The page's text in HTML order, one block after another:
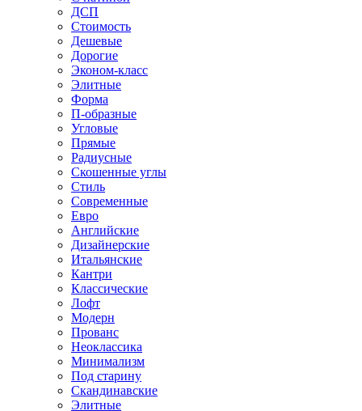
ДСП
Стоимость
Дешевые
Дорогие
Эконом-класс
Элитные
Форма
П-образные
Угловые
Прямые
Радиусные
Скошенные углы
Стиль
Современные
Евро
Английские
Дизайнерские
Итальянские
Кантри
Классические
Лофт
Модерн
Прованс
Неоклассика
Минимализм
Под старину
Скандинавские
Элитные